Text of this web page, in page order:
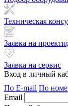
Техническая
Заявка на
Заявка на сервис
Вход в личный
По E-mail По
Email